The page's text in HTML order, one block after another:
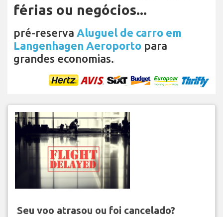
férias ou negócios...
pré-reserva Aluguel de carro em
Langenhagen Aeroporto para
grandes economias.
Seu voo atrasou ou foi cancelado?